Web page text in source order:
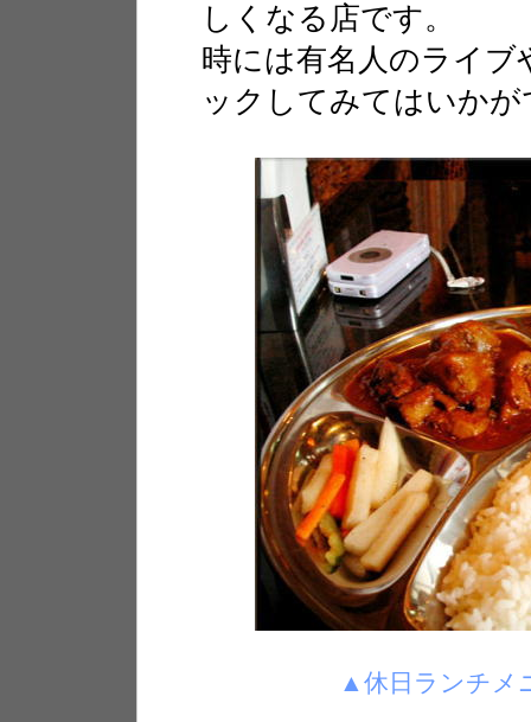
しくなる店です。
時には有名人のライ
ックしてみてはいか
▲休日ランチメ